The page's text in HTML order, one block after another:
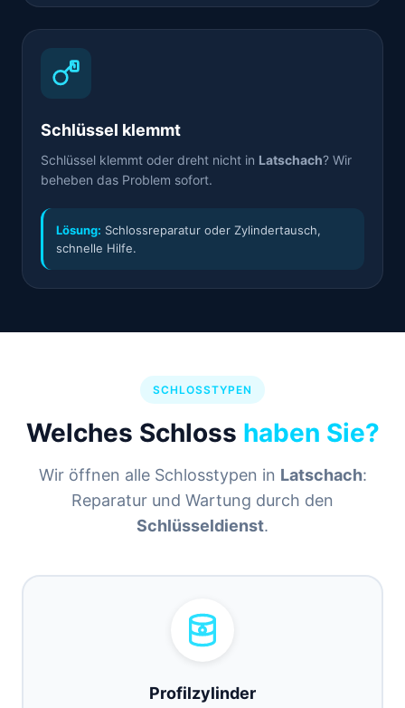
Schlüssel klemmt
Schlüssel klemmt oder dreht nicht in Latschach? Wir
beheben das Problem sofort.
Lösung: Schlossreparatur oder Zylindertausch,
schnelle Hilfe.
SCHLOSSTYPEN
Welches Schloss haben Sie?
Wir öffnen alle Schlosstypen in Latschach:
Reparatur und Wartung durch den
Schlüsseldienst.
Profilzylinder